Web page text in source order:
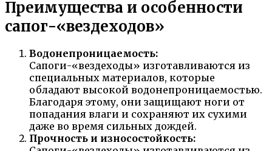
Преимущества и особенности
сапог-«вездеходов»
Водонепроницаемость:
Сапоги-«вездеходы» изготавливаются из
специальных материалов, которые
обладают высокой водонепроницаемостью.
Благодаря этому, они защищают ноги от
попадания влаги и сохраняют их сухими
даже во время сильных дождей.
Прочность и износостойкость: